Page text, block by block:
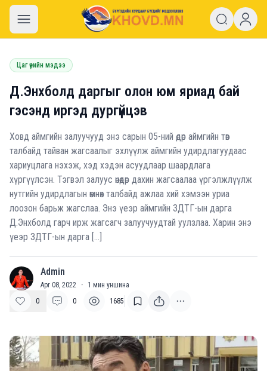
khovd.mn
Цаг үеийн мэдээ
Д.Энхболд даргыг олон юм яриад бай
гэсэнд иргэд дургүйцэв
Ховд аймгийн залуучууд энэ сарын 05-ний өдөр аймгийн төв
талбайд тайван жагсаалыг эхлүүлж аймгийн удирдлагуудаас
хариуцлага нэхэж, хэд хэдэн асуудлаар шаардлага
хүргүүлсэн. Тэгвэл залуус өнөөдөр дахин жагсаалаа үргэлжлүүлж
нутгийн удирдлагын өмнөх талбайд ажлаа хий хэмээн уриа
лоозон барьж жагслаа. Энэ үеэр аймгийн ЗДТГ-ын дарга
Д.Энхболд гарч ирж жагсагч залуучуудтай уулзлаа. Харин энэ
үеэр ЗДТГ-ын дарга […]
A Admin
Apr 08, 2022 · 1 мин уншина
0
0 1685